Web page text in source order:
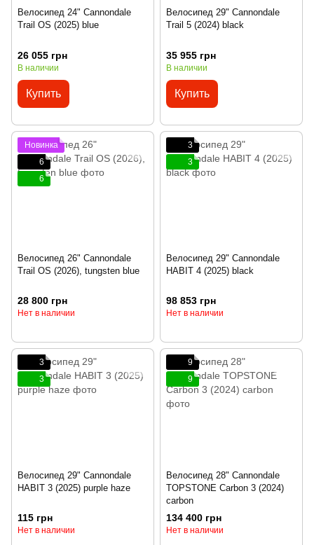
Велосипед 24" Cannondale
Trail OS (2025) blue
26 055 грн
В наличии
Купить
Велосипед 29" Cannondale
Trail 5 (2024) black
35 955 грн
В наличии
Купить
Новинка
6
6
Велосипед 26" Cannondale
Trail OS (2026), tungsten blue
28 800 грн
Нет в наличии
3
3
Велосипед 29" Cannondale
HABIT 4 (2025) black
98 853 грн
Нет в наличии
3
3
Велосипед 29" Cannondale
HABIT 3 (2025) purple haze
115 грн
Нет в наличии
9
9
Велосипед 28" Cannondale
TOPSTONE Carbon 3 (2024)
carbon
134 400 грн
Нет в наличии